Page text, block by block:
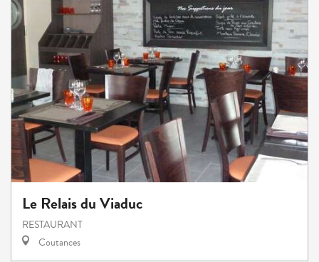
Le Relais du Viaduc
RESTAURANT
Coutances